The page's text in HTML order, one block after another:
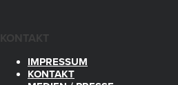
KONTAKT
IMPRESSUM
KONTAKT